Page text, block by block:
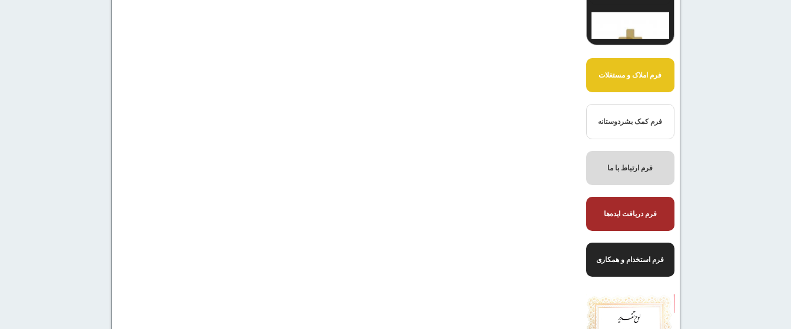
فرم املاک و مستغلات
فرم کمک بشردوستانه
فرم ارتباط با ما
فرم دریافت ایده‌ها
فرم استخدام و همکاری